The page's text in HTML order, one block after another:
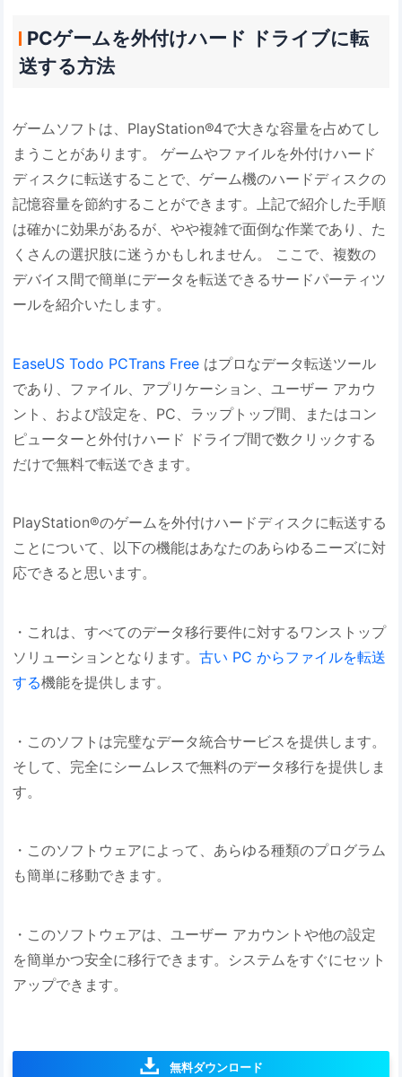
PCゲームを外付けハード ドライブに転
送する方法
ゲームソフトは、PlayStation®4で大きな容量を占めてし
まうことがあります。 ゲームやファイルを外付けハード
ディスクに転送することで、ゲーム機のハードディスクの
記憶容量を節約することができます。上記で紹介した手順
は確かに効果があるが、やや複雑で面倒な作業であり、た
くさんの選択肢に迷うかもしれません。 ここで、複数の
デバイス間で簡単にデータを転送できるサードパーティツ
ールを紹介いたします。
EaseUS Todo PCTrans Free はプロなデータ転送ツール
であり、ファイル、アプリケーション、ユーザー アカウ
ント、および設定を、PC、ラップトップ間、またはコン
ピューターと外付けハード ドライブ間で数クリックする
だけで無料で転送できます。
PlayStation®のゲームを外付けハードディスクに転送する
ことについて、以下の機能はあなたのあらゆるニーズに対
応できると思います。
・これは、すべてのデータ移行要件に対するワンストップ
ソリューションとなります。古い PC からファイルを転送
する機能を提供します。
・このソフトは完璧なデータ統合サービスを提供します。
そして、完全にシームレスで無料のデータ移行を提供しま
す。
・このソフトウェアによって、あらゆる種類のプログラム
も簡単に移動できます。
・このソフトウェアは、ユーザー アカウントや他の設定
を簡単かつ安全に移行できます。システムをすぐにセット
アップできます。
無料ダウンロード